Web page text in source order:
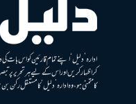
ادارہ ’دلیل‘ اپنے تمام قارئین کو اس بات
کر اظہار کریں اور اس کے لیے ہر تحریر
کا متمنی ہو، وہ ادارہ ’دلیل‘ کا مستقل